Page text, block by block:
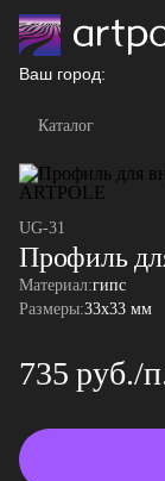
Ваш город:
Каталог
UG-31
Профиль
Материал:гипс
Размеры:33x33 мм
735 руб./